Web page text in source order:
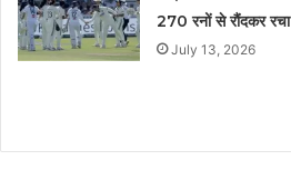
270 रनों से रौंदकर रचा
July 13, 2026